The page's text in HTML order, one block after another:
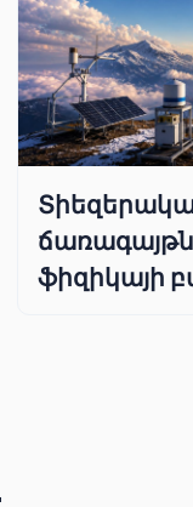
ֆիզիկայի